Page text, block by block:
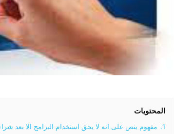
المحتويات
1.
مفهوم ينص على انه لا يحق استخدام البرامج الا بعد